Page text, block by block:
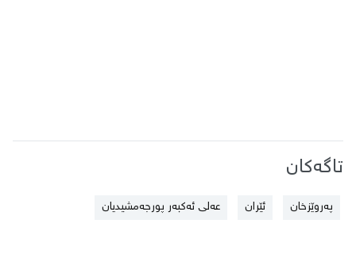
تاگەکان
پەروێزخان ئێران عەلی ئەکبەر پورجەمشیدیان